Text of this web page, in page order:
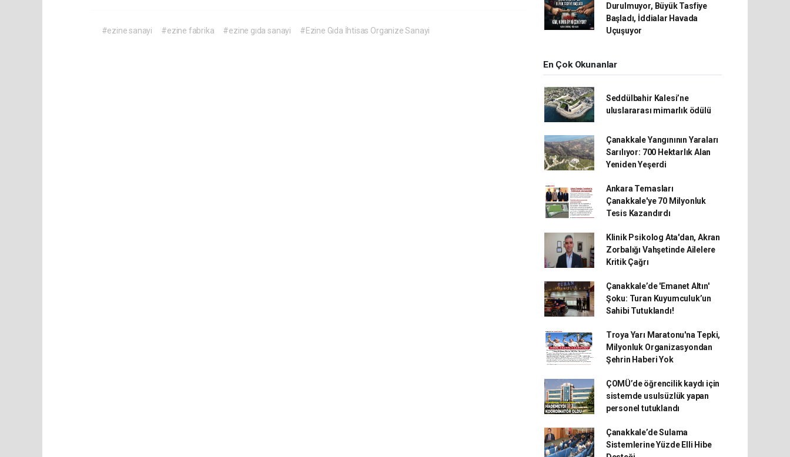
#ezine sanayi #ezine fabrika #ezine gıda sanayi #Ezine Gıda İhtisas Organize Sanayi
Durulmuyor, Büyük Tasfiye
Başladı, İddialar Havada
Uçuşuyor
En Çok Okunanlar
Seddülbahir Kalesi’ne
uluslararası mimarlık ödülü
Çanakkale Yangınının Yaraları
Sarılıyor: 700 Hektarlık Alan
Yeniden Yeşerdi
Ankara Temasları
Çanakkale'ye 70 Milyonluk
Tesis Kazandırdı
Klinik Psikolog Ata'dan, Akran
Zorbalığı Vahşetinde Ailelere
Kritik Çağrı
Çanakkale’de 'Emanet Altın'
Şoku: Turan Kuyumculuk’un
Sahibi Tutuklandı!
Troya Yarı Maratonu'na Tepki,
Milyonluk Organizasyondan
Şehrin Haberi Yok
ÇOMÜ’de öğrencilik kaydı için
sistemde usulsüzlük yapan
personel tutuklandı
Çanakkale’de Sulama
Sistemlerine Yüzde Elli Hibe